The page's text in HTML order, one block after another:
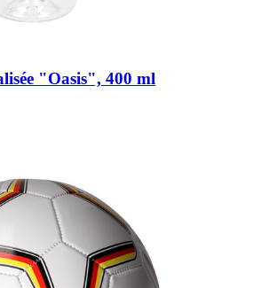
"Oasis", 400 ml